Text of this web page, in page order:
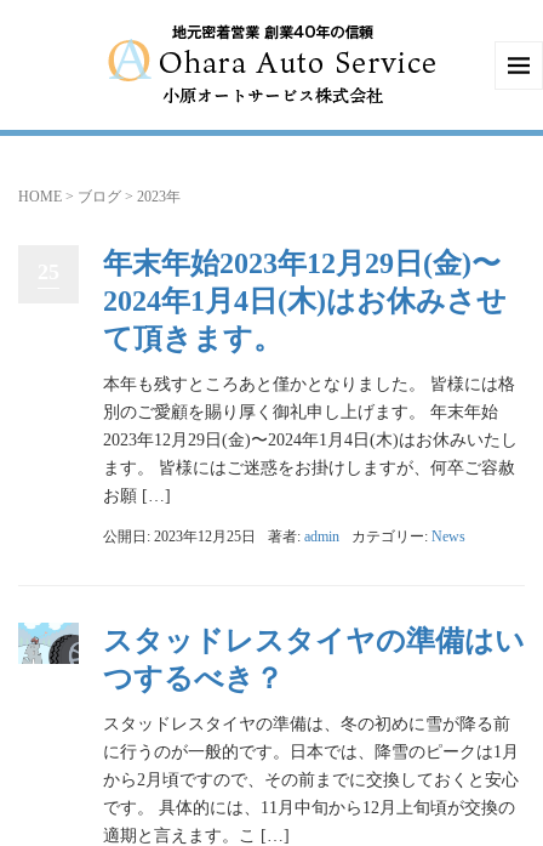
HOME > ブログ > 2023年
年末年始2023年12月29日(金)〜
2024年1月4日(木)はお休みさせ
て頂きます。
本年も残すところあと僅かとなりました。 皆様には格
別のご愛顧を賜り厚く御礼申し上げます。 年末年始
2023年12月29日(金)〜2024年1月4日(木)はお休みいたし
ます。 皆様にはご迷惑をお掛けしますが、何卒ご容赦
お願 […]
公開日: 2023年12月25日 著者: admin カテゴリー: News
スタッドレスタイヤの準備はい
つするべき？
スタッドレスタイヤの準備は、冬の初めに雪が降る前
に行うのが一般的です。日本では、降雪のピークは1月
から2月頃ですので、その前までに交換しておくと安心
です。 具体的には、11月中旬から12月上旬頃が交換の
適期と言えます。こ […]